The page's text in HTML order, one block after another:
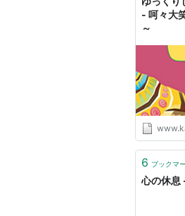
- 呵々大
～
6 ブックマ
心の休